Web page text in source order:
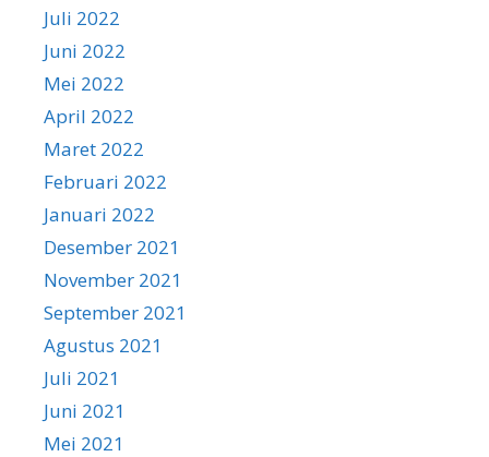
Juli 2022
Juni 2022
Mei 2022
April 2022
Maret 2022
Februari 2022
Januari 2022
Desember 2021
November 2021
September 2021
Agustus 2021
Juli 2021
Juni 2021
Mei 2021